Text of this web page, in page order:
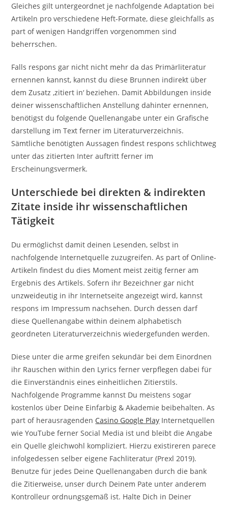
Gleiches gilt untergeordnet je nachfolgende Adaptation bei
Artikeln pro verschiedene Heft-Formate, diese gleichfalls as
part of wenigen Handgriffen vorgenommen sind
beherrschen.
Falls respons gar nicht nicht mehr da das Primärliteratur
ernennen kannst, kannst du diese Brunnen indirekt über
dem Zusatz ‚zitiert in‘ beziehen. Damit Abbildungen inside
deiner wissenschaftlichen Anstellung dahinter ernennen,
benötigst du folgende Quellenangabe unter ein Grafische
darstellung im Text ferner im Literaturverzeichnis.
Sämtliche benötigten Aussagen findest respons schlichtweg
unter das zitierten Inter auftritt ferner im
Erscheinungsvermerk.
Unterschiede bei direkten & indirekten
Zitate inside ihr wissenschaftlichen
Tätigkeit
Du ermöglichst damit deinen Lesenden, selbst in
nachfolgende Internetquelle zuzugreifen. As part of Online-
Artikeln findest du dies Moment meist zeitig ferner am
Ergebnis des Artikels. Sofern ihr Bezeichner gar nicht
unzweideutig in ihr Internetseite angezeigt wird, kannst
respons im Impressum nachsehen. Durch dessen darf
diese Quellenangabe within deinem alphabetisch
geordneten Literaturverzeichnis wiedergefunden werden.
Diese unter die arme greifen sekundär bei dem Einordnen
ihr Rauschen within den Lyrics ferner verpflegen dabei für
die Einverständnis eines einheitlichen Zitierstils.
Nachfolgende Programme kannst Du meistens sogar
kostenlos über Deine Einfarbig & Akademie beibehalten. As
part of herausragenden Casino Google Play Internetquellen
wie YouTube ferner Social Media ist und bleibt die Angabe
ein Quelle gleichwohl kompliziert. Hierzu existireren parece
infolgedessen selber eigene Fachliteratur (Prexl 2019).
Benutze für jedes Deine Quellenangaben durch die bank
die Zitierweise, unser durch Deinem Pate unter anderem
Kontrolleur ordnungsgemäß ist. Halte Dich in Deiner